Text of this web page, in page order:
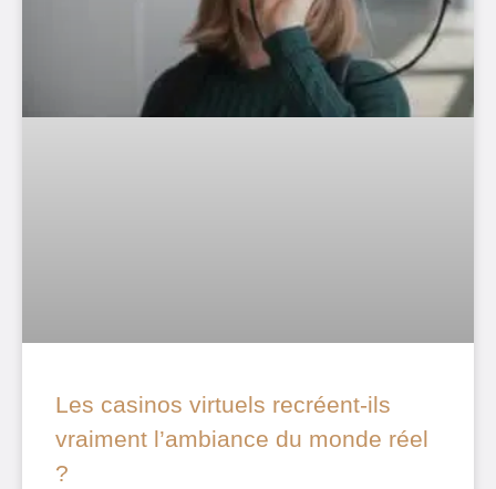
Les casinos virtuels recréent-ils
vraiment l’ambiance du monde réel
?